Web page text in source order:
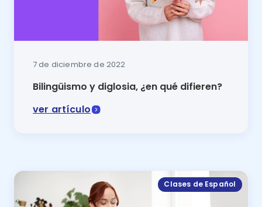
7 de diciembre de 2022
Bilingüismo y diglosia, ¿en qué difieren?
ver artículo
Clases de Español